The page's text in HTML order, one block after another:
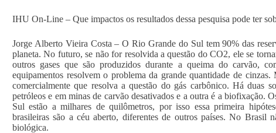
IHU On-Line – Que impactos os resultados dessa pesquisa pode ter
Jorge Alberto Vieira Costa – O Rio Grande do Sul tem 90% das
planeta. No futuro, se não for resolvida a questão do CO2, ele se
outros gases que são produzidos durante a queima do carvão,
equipamentos resolvem o problema da grande quantidade de
comercialmente que resolva a questão do gás carbônico. Há duas
petróleos e em minas de carvão desativados e a outra é a biofixação.
Sul estão a milhares de quilômetros, por isso essa primeira
brasileiras são a céu aberto, diferentes de outros países. No Brasil
biológica.